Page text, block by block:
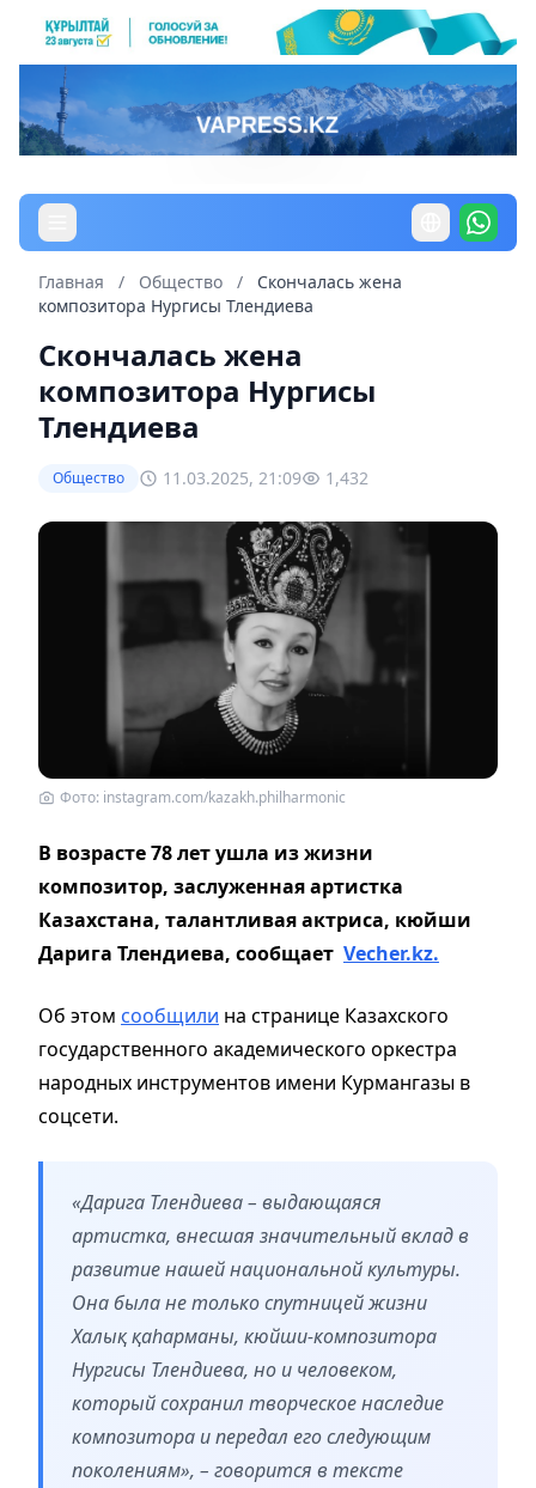
Главная / Общество /
Скончалась жена
композитора Нургисы Тлендиева
Скончалась жена
композитора Нургисы
Тлендиева
Общество 11.03.2025, 21:09 1,432
Фото: instagram.com/kazakh.philharmonic
В возрасте 78 лет ушла из жизни
композитор, заслуженная артистка
Казахстана, талантливая актриса, кюйши
Дарига Тлендиева, сообщает Vecher.kz.
Об этом сообщили на странице Казахского
государственного академического оркестра
народных инструментов имени Курмангазы в
соцсети.
«Дарига Тлендиева – выдающаяся
артистка, внесшая значительный вклад в
развитие нашей национальной культуры.
Она была не только спутницей жизни
Халық қаһарманы, кюйши-композитора
Нургисы Тлендиева, но и человеком,
который сохранил творческое наследие
композитора и передал его следующим
поколениям», – говорится в тексте